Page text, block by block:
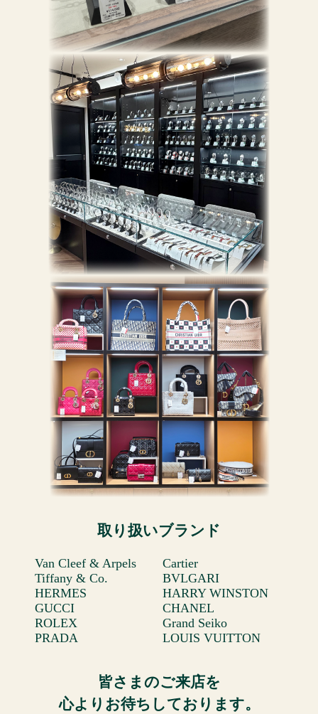
取り扱いブランド
Van Cleef & Arpels
Cartier
Tiffany & Co.
BVLGARI
HERMES
HARRY WINSTON
GUCCI
CHANEL
ROLEX
Grand Seiko
PRADA
LOUIS VUITTON
皆さまのご来店を
心よりお待ちしております。